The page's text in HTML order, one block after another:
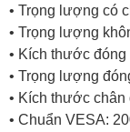
• Trọng lượng có
• Trọng lượng
• Kích thước
• Trọng lượng
• Kích thước chân
• Chuẩn VESA: